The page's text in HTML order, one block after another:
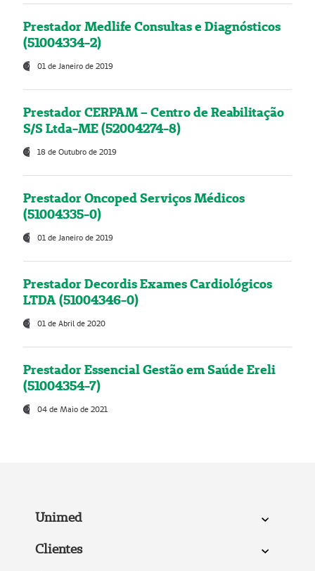
Prestador Medlife Consultas e Diagnósticos
(51004334-2)
01 de Janeiro de 2019
Prestador CERPAM – Centro de Reabilitação
S/S Ltda-ME (52004274-8)
18 de Outubro de 2019
Prestador Oncoped Serviços Médicos
(51004335-0)
01 de Janeiro de 2019
Prestador Decordis Exames Cardiológicos
LTDA (51004346-0)
01 de Abril de 2020
Prestador Essencial Gestão em Saúde Ereli
(51004354-7)
04 de Maio de 2021
Unimed
Clientes